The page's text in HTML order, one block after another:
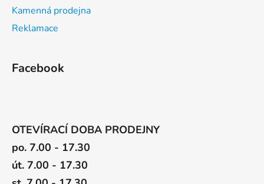
Kamenná prodejna
Reklamace
Facebook
OTEVÍRACÍ DOBA PRODEJNY
po. 7.00 - 17.30
út. 7.00 - 17.30